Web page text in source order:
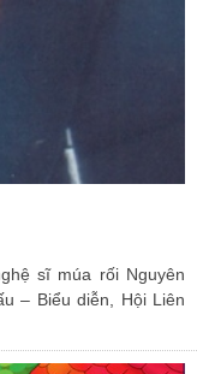
sĩ múa rối Nguyên
– Biểu diễn, Hội Liên